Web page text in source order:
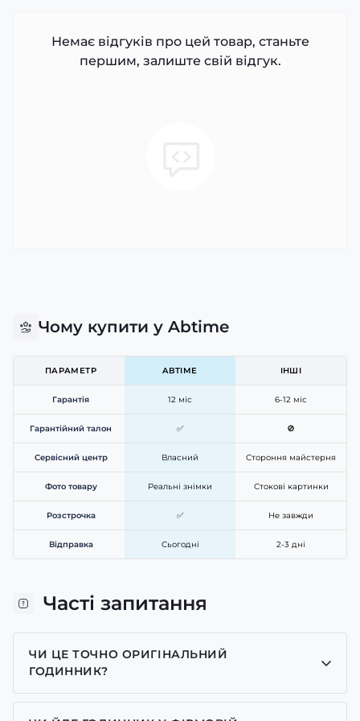
Немає відгуків про цей товар, станьте
першим, залиште свій відгук.
Чому купити у Abtime
ПАРАМЕТР ABTIME ІНШІ
Гарантія 12 міс 6-12 міс
Гарантійний талон ✅ 🚫
Сервісний центр Власний Стороння майстерня
Фото товару Реальні знімки Стокові картинки
Розстрочка ✅ Не завжди
Відправка Сьогодні 2-3 дні
Часті запитання
ЧИ ЦЕ ТОЧНО ОРИГІНАЛЬНИЙ
ГОДИННИК?
Так, усі годинники у нас лише оригінальні, ми є
представником багатьох брендів.